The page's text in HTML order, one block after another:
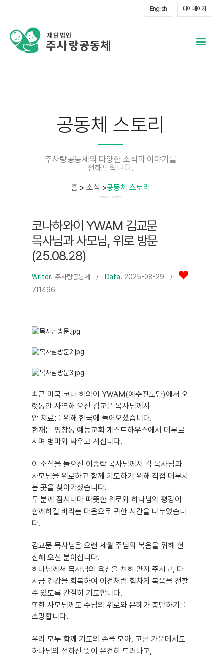
English 마이 페이지
메
공동체 스토리
주사랑공동체의 다양한 소식과 이야기를
전해드립니다.
홈 > 소식 >공동체 스토리
코나하와이 YWAM 김교문
목사님과 사모님, 위로 방문
(25.08.28)
Writer. 주사랑공동체 / Data. 2025-08-29 /
711496
최근 미국 코나 하와이 YWAM(예수전도단)에서 오
랫동안 사역해 오신 김교문 목사님께서
암 치료를 위해 한국에 들어오셨습니다.
현재는 평창동 예능교회 게스트하우스에서 머무르
시며 병마와 싸우고 계십니다.
이 소식을 들으신 이종락 목사님께서 김 목사님과
사모님을 위로하고 함께 기도하기 위해 직접 머무시
는 곳을 찾아가셨습니다.
두 분께 잠시나마 따뜻한 위로와 하나님의 평강이
함께하길 바라는 마음으로 귀한 시간을 나누었습니
다.
김교문 목사님은 오랜 세월 주님의 복음을 위해 헌
신해 오신 분이십니다.
하나님께서 목사님의 육신을 친히 만져 주시고, 다
시금 건강을 회복하여 이전처럼 힘차게 복음을 전할
수 있도록 간절히 기도합니다.
또한 사모님께도 주님의 위로와 은혜가 충만하기를
소망합니다.
우리 모두 함께 기도의 손을 모아, 고난 가운데서도
하나님의 선하신 뜻이 온전히 드러나고,